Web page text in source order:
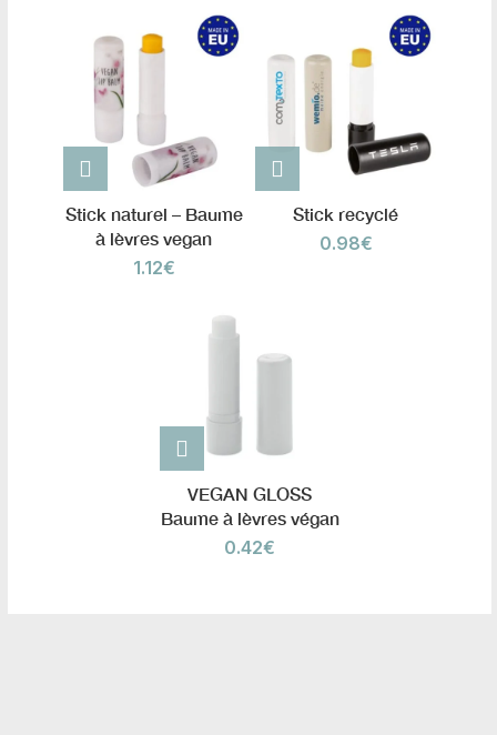
Stick naturel – Baume
à lèvres vegan
1.12€
Stick recyclé
0.98€
VEGAN GLOSS
Baume à lèvres végan
0.42€